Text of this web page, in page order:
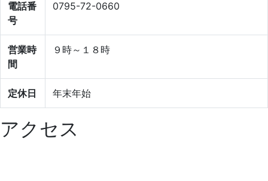
電話番
号
0795-72-0660
営業時
間
９時～１８時
定休日 年末年始
アクセス